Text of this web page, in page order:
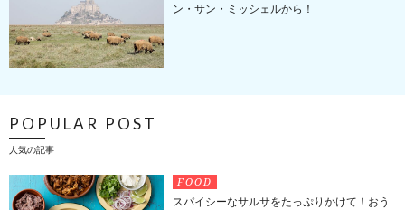
ン・サン・ミッシェルから！
POPULAR POST
人気の記事
FOOD
スパイシーなサルサをたっぷりかけて！おう